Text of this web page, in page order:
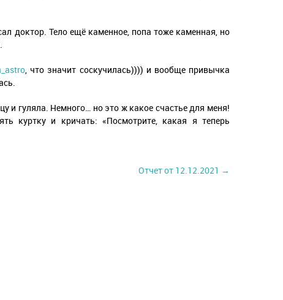
доктор. Тело ещё каменное, попа тоже каменная, но
, что значит соскучилась)))) и вообще привычка
и гуляла. Немного… но это ж какое счастье для меня!
куртку и кричать: «Посмотрите, какая я теперь
Отчет от 12.12.2021 →